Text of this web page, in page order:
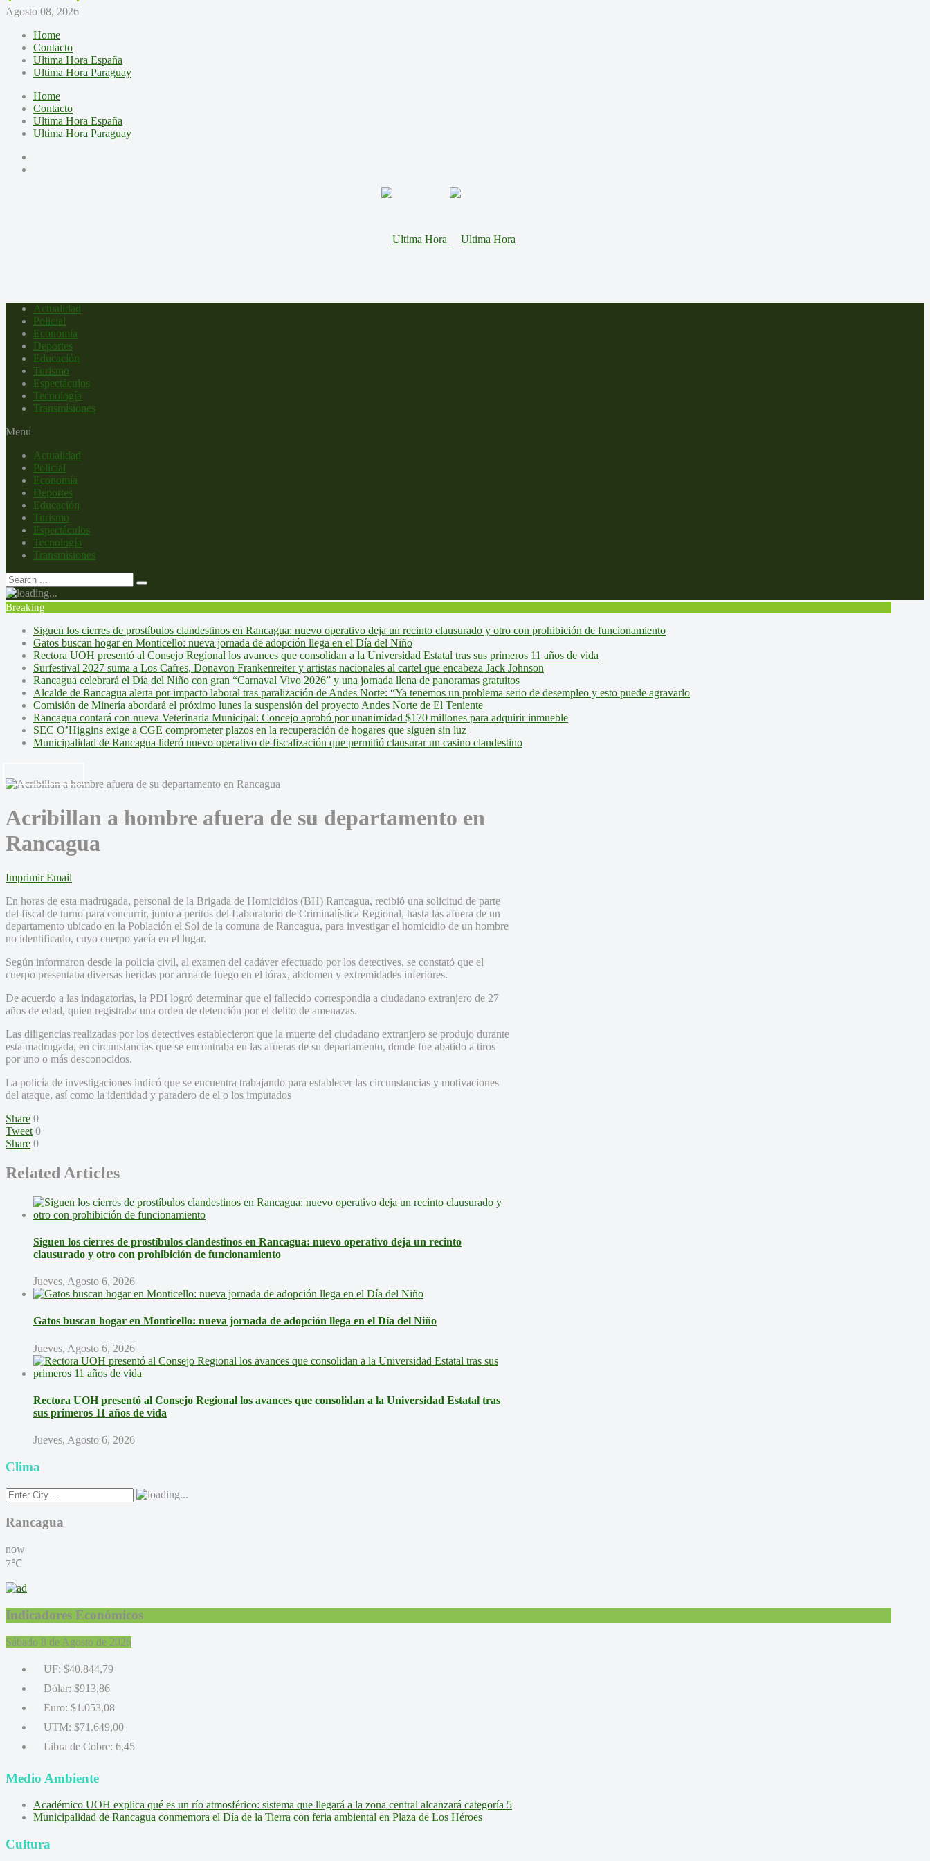
Agosto 08, 2026
Home
Contacto
Ultima Hora España
Ultima Hora Paraguay
Home
Contacto
Ultima Hora España
Ultima Hora Paraguay
Actualidad
Policial
Economía
Deportes
Educación
Turismo
Espectáculos
Tecnología
Transmisiones
Menu
Actualidad
Policial
Economía
Deportes
Educación
Turismo
Espectáculos
Tecnología
Transmisiones
Breaking
Siguen los cierres de prostíbulos clandestinos en Rancagua: nuevo operativo deja un recinto clausurado y otro con prohibición de funcionamiento
Gatos buscan hogar en Monticello: nueva jornada de adopción llega en el Día del Niño
Rectora UOH presentó al Consejo Regional los avances que consolidan a la Universidad Estatal tras sus primeros 11 años de vida
Surfestival 2027 suma a Los Cafres, Donavon Frankenreiter y artistas nacionales al cartel que encabeza Jack Johnson
Rancagua celebrará el Día del Niño con gran “Carnaval Vivo 2026” y una jornada llena de panoramas gratuitos
Alcalde de Rancagua alerta por impacto laboral tras paralización de Andes Norte: “Ya tenemos un problema serio de desempleo y esto puede agravarlo
Comisión de Minería abordará el próximo lunes la suspensión del proyecto Andes Norte de El Teniente
Rancagua contará con nueva Veterinaria Municipal: Concejo aprobó por unanimidad $170 millones para adquirir inmueble
SEC O’Higgins exige a CGE comprometer plazos en la recuperación de hogares que siguen sin luz
Municipalidad de Rancagua lideró nuevo operativo de fiscalización que permitió clausurar un casino clandestino
Acribillan a hombre afuera de su departamento en
Rancagua
Imprimir Email
En horas de esta madrugada, personal de la Brigada de Homicidios (BH) Rancagua, recibió una solicitud de parte
del fiscal de turno para concurrir, junto a peritos del Laboratorio de Criminalística Regional, hasta las afuera de un
departamento ubicado en la Población el Sol de la comuna de Rancagua, para investigar el homicidio de un hombre
no identificado, cuyo cuerpo yacía en el lugar.
Según informaron desde la policía civil, al examen del cadáver efectuado por los detectives, se constató que el
cuerpo presentaba diversas heridas por arma de fuego en el tórax, abdomen y extremidades inferiores.
De acuerdo a las indagatorias, la PDI logró determinar que el fallecido correspondía a ciudadano extranjero de 27
años de edad, quien registraba una orden de detención por el delito de amenazas.
Las diligencias realizadas por los detectives establecieron que la muerte del ciudadano extranjero se produjo durante
esta madrugada, en circunstancias que se encontraba en las afueras de su departamento, donde fue abatido a tiros
por uno o más desconocidos.
La policía de investigaciones indicó que se encuentra trabajando para establecer las circunstancias y motivaciones
del ataque, así como la identidad y paradero de el o los imputados
Share 0
Tweet 0
Share 0
Related Articles
Siguen los cierres de prostíbulos clandestinos en Rancagua: nuevo operativo deja un recinto
clausurado y otro con prohibición de funcionamiento
Jueves, Agosto 6, 2026
Gatos buscan hogar en Monticello: nueva jornada de adopción llega en el Día del Niño
Jueves, Agosto 6, 2026
Rectora UOH presentó al Consejo Regional los avances que consolidan a la Universidad Estatal tras
sus primeros 11 años de vida
Jueves, Agosto 6, 2026
Clima
Rancagua
now
7℃
Indicadores Económicos
Sábado 8 de Agosto de 2026
UF: $40.844,79
Dólar: $913,86
Euro: $1.053,08
UTM: $71.649,00
Libra de Cobre: 6,45
Medio Ambiente
Académico UOH explica qué es un río atmosférico: sistema que llegará a la zona central alcanzará categoría 5
Municipalidad de Rancagua conmemora el Día de la Tierra con feria ambiental en Plaza de Los Héroes
Cultura